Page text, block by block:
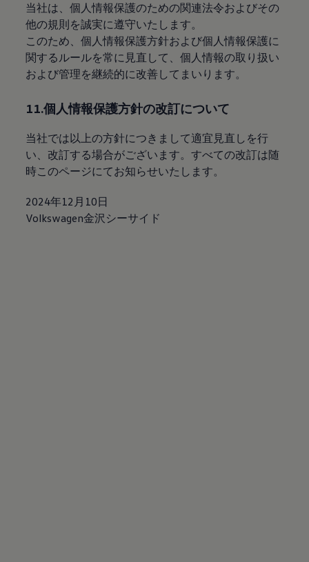
当社は、個人情報保護のための関連法令およびその
他の規則を誠実に遵守いたします。
このため、個人情報保護方針および個人情報保護に
関するルールを常に見直して、個人情報の取り扱い
および管理を継続的に改善してまいります。
11.個人情報保護方針の改訂について
当社では以上の方針につきまして適宜見直しを行
い、改訂する場合がございます。すべての改訂は随
時このページにてお知らせいたします。
2024年12月10日
Volkswagen金沢シーサイド